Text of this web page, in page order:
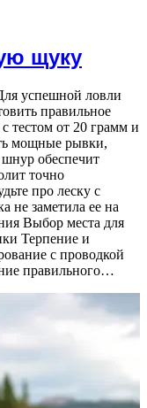
щуку
успешной ловли
правильное
тестом от 20 грамм и
мощные рывки,
обеспечит
точно
про леску с
не заметила ее на
Выбор места для
Терпение и
с проводкой
правильного…